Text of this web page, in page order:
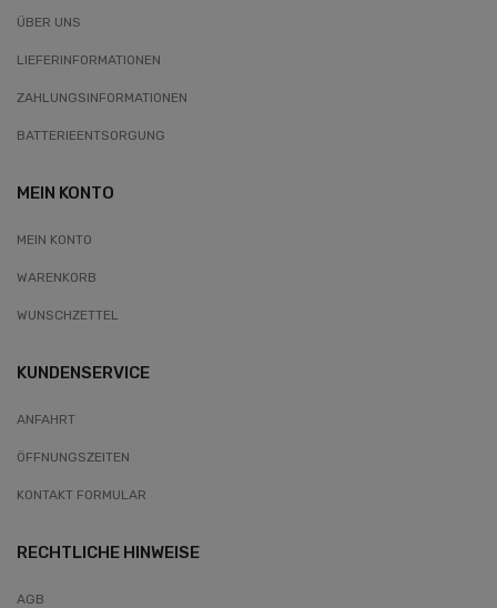
ÜBER UNS
LIEFERINFORMATIONEN
ZAHLUNGSINFORMATIONEN
BATTERIEENTSORGUNG
MEIN KONTO
MEIN KONTO
WARENKORB
WUNSCHZETTEL
KUNDENSERVICE
ANFAHRT
ÖFFNUNGSZEITEN
KONTAKT FORMULAR
RECHTLICHE HINWEISE
AGB